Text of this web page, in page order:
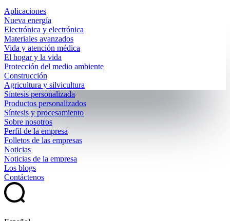
Aplicaciones
Nueva energía
Electrónica y electrónica
Materiales avanzados
Vida y atención médica
El hogar y la vida
Protección del medio ambiente
Construcción
Agricultura y silvicultura
Síntesis personalizada
Productos personalizados
Síntesis y procesamiento
Sobre nosotros
Perfil de la empresa
Folletos de las empresas
Noticias
Noticias de la empresa
Los blogs
Contáctenos